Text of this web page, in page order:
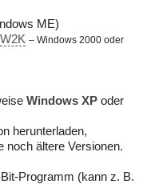
ME)
W2K – Windows 2000 oder
Windows XP oder
herunterladen,
noch ältere Versionen.
Programm (kann z. B.